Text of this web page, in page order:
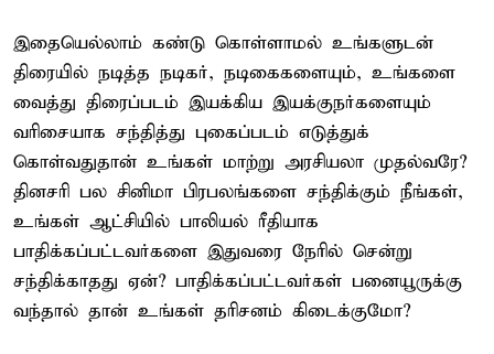
இதையெல்லாம் கண்டு கொள்ளாமல் உங்களுடன்
திரையில் நடித்த நடிகர், நடிகைகளையும், உங்களை
வைத்து திரைப்படம் இயக்கிய இயக்குநர்களையும்
வரிசையாக சந்தித்து புகைப்படம் எடுத்துக்
கொள்வதுதான் உங்கள் மாற்று அரசியலா முதல்வரே?
தினசரி பல சினிமா பிரபலங்களை சந்திக்கும் நீங்கள்,
உங்கள் ஆட்சியில் பாலியல் ரீதியாக
பாதிக்கப்பட்டவர்களை இதுவரை நேரில் சென்று
சந்திக்காதது ஏன்? பாதிக்கப்பட்டவர்கள் பனையூருக்கு
வந்தால் தான் உங்கள் தரிசனம் கிடைக்குமோ?